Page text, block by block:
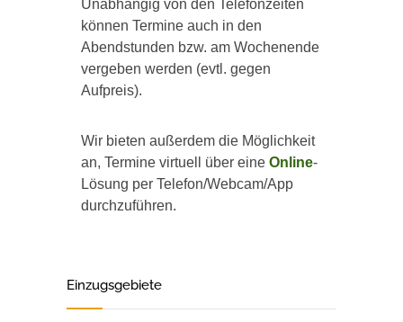
Unabhängig von den Telefonzeiten
können Termine auch in den
Abendstunden bzw. am Wochenende
vergeben werden (evtl. gegen
Aufpreis).
Wir bieten außerdem die Möglichkeit
an, Termine virtuell über eine Online-
Lösung per Telefon/Webcam/App
durchzuführen.
Einzugsgebiete